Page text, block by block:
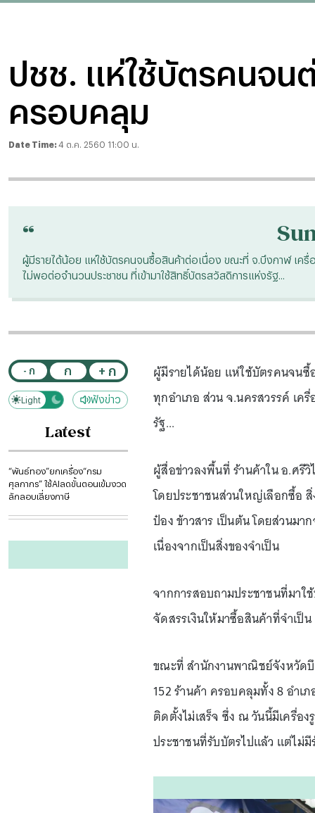
ปชช. แห่ใช้บัตรคนจน
ครอบคลุม
Date Time: 4 ต.ค. 2560 11:00 น.
“
ผู้มีรายได้น้อย แห่ใช้บัตรคนจนซื้อสินค้าต่อเนื่อง ขณะที่ จ.บึงกาฬ เ
ไม่พอต่อจำนวนประชาชน ที่เข้ามาใช้สิทธิ์บัตรสวัสดิการแห่งรัฐ...
- ก ก + ก
Dark
Light ฟังข่าว
Latest
“พันธ์ทอง”ยกเครื่อง“กรม
ศุลกากร” ใช้AIลดขั้นตอนเข้มงวด
ลักลอบเลี่ยงภาษี
ผู้มีรายได้น้อย แห่ใช้บัตรคนจน
ทุกอำเภอ ส่วน จ.นครสวรรค์ เค
รัฐ...
ผู้สื่อข่าวลงพื้นที่ ร้านค้าใน อ.ศรี
โดยประชาชนส่วนใหญ่เลือกซื้อ
ป๋อง ข้าวสาร เป็นต้น โดยส่วนมา
เนื่องจากเป็นสิ่งของจำเป็น
จากการสอบถามประชาชนที่มา
จัดสรรเงินให้มาซื้อสินค้าที่จำเป็
ขณะที่ สำนักงานพาณิชย์จังหวัดบึ
152 ร้านค้า ครอบคลุมทั้ง 8 อำ
ติดตั้งไม่เสร็จ ซึ่ง ณ วันนี้มีเครื่อ
ประชาชนที่รับบัตรไปแล้ว แต่ไม่